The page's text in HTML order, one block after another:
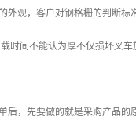
观，客户对钢格栅的判断
时间不能认为厚不仅损坏叉
，先要做的就是采购产品